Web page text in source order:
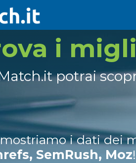
i
potrai
i dati dei
SemRush, Moz!